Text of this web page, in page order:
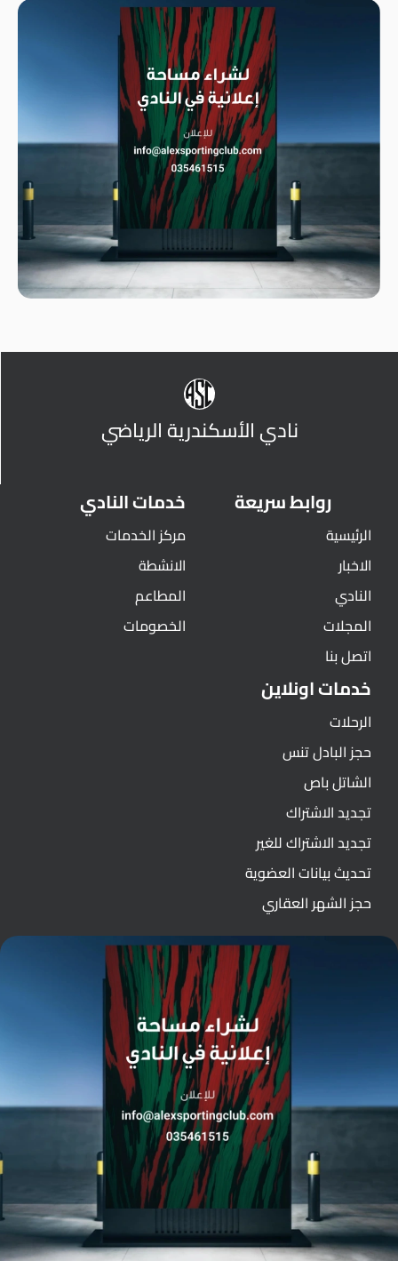
نادي الأسكندرية الرياضي
روابط سريعة
الرئيسية
الاخبار
النادي
المجلات
اتصل بنا
خدمات النادي
مركز الخدمات
الانشطة
المطاعم
الخصومات
خدمات اونلاين
الرحلات
حجز البادل تنس
الشاتل باص
تجديد الاشتراك
تجديد الاشتراك للغير
تحديث بيانات العضوية
حجز الشهر العقاري